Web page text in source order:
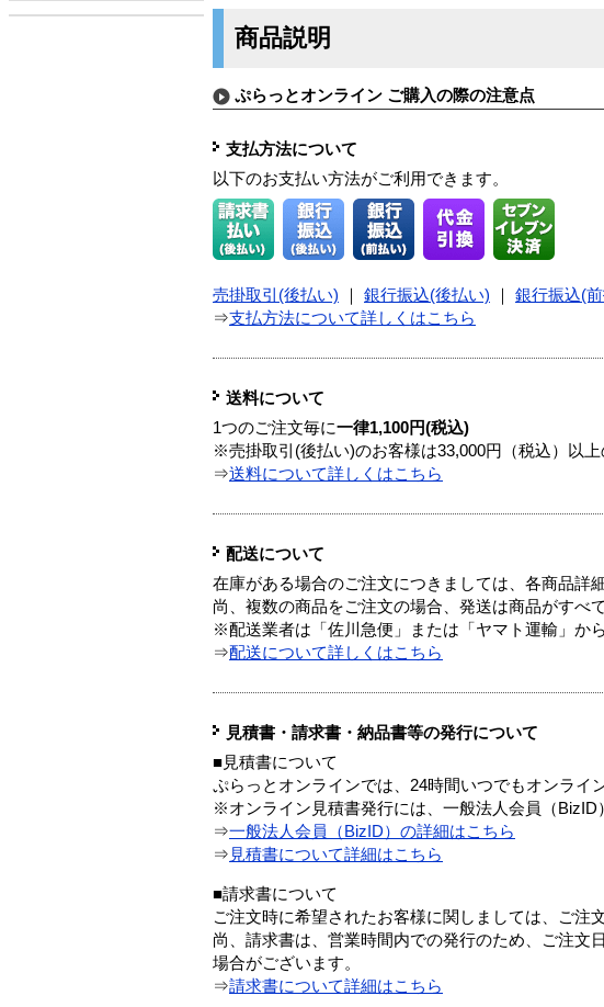
商品説明
ぷらっとオンライン ご購入の際の注意点
支払方法について
以下のお支払い方法がご利用できます。
売掛取引(後払い) 銀行振込(後払い) 銀行振込(
⇒支払方法について詳しくはこちら
送料について
1つのご注文毎に一律1,100円(税込)
※売掛取引(後払い)のお客様は33,000円（税込）以上
⇒送料について詳しくはこちら
配送について
在庫がある場合のご注文につきましては、各商品詳
尚、複数の商品をご注文の場合、発送は商品がすべ
※配送業者は「佐川急便」または「ヤマト運輸」か
⇒配送について詳しくはこちら
見積書・請求書・納品書等の発行について
■見積書について
ぷらっとオンラインでは、24時間いつでもオンライ
※オンライン見積書発行には、一般法人会員（BizID
⇒一般法人会員（BizID）の詳細はこちら
⇒ 見積書について詳細はこちら
■請求書について
ご注文時に希望されたお客様に関しましては、ご注
尚、請求書は、営業時間内での発行のため、ご注文
場合がございます。
⇒請求書について詳細はこちら